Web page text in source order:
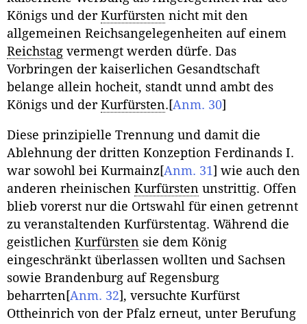
Königs und der Kurfürsten nicht mit den
allgemeinen Reichsangelegenheiten auf einem
Reichstag vermengt werden dürfe. Das
Vorbringen der kaiserlichen Gesandtschaft
belange allein hocheit, standt unnd ambt des
Königs und der Kurfürsten. [Anm. 30]
Diese prinzipielle Trennung und damit die
Ablehnung der dritten Konzeption Ferdinands I.
war sowohl bei Kurmainz[Anm. 31] wie auch den
anderen rheinischen Kurfürsten unstrittig. Offen
blieb vorerst nur die Ortswahl für einen getrennt
zu veranstaltenden Kurfürstentag. Während die
geistlichen Kurfürsten sie dem König
eingeschränkt überlassen wollten und Sachsen
sowie Brandenburg auf Regensburg
beharrten [Anm. 32] , versuchte Kurfürst
Ottheinrich von der Pfalz erneut, unter Berufung